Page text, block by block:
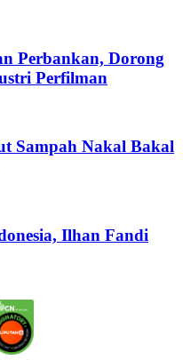
Perbankan, Dorong
Perfilman
Sampah Nakal Bakal
Ilhan Fandi